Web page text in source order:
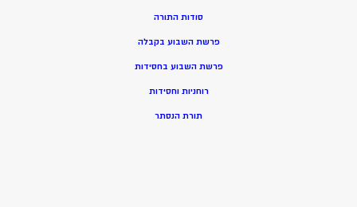
סודות התורה
פרשת השבוע בקבלה
פרשת השבוע בחסידות
רוחניות וחסידות
תורת הנסתר